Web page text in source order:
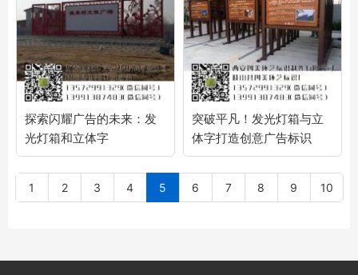
探索闪耀广告的未来：发
光灯箱和立体字
突破平凡！发光灯箱与立
体字打造创意广告标识
1 2 3 4 5 6 7 8 9 10